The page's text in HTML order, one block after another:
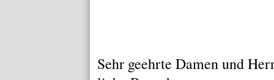
Sehr geehrte Damen und